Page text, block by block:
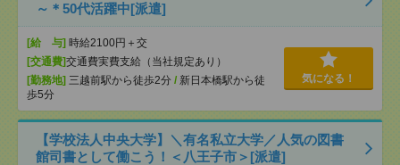
～＊50代活躍中[派遣]
[給 与] 時給2100円＋交
[交通費]交通費実費支給（当社規定あり）
[勤務地] 三越前駅から徒歩2分 / 新日本橋駅から徒
歩5分
気になる！
【学校法人中央大学】＼有名私立大学／人気の図書
館司書として働こう！＜八王子市＞[派遣]